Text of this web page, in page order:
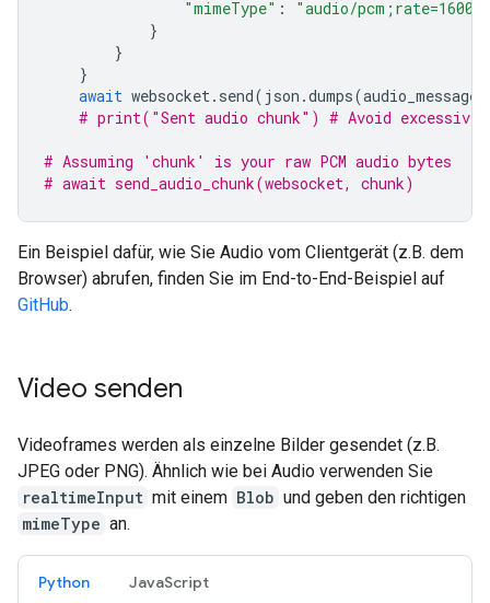
"mimeType" :
"audio/
}
}
}
await websocket. send( json .dumps(audio_message
# print("Sent audio chunk") # Avoid excessive
# Assuming 'chunk' is your raw PCM audio bytes
# await send_audio_chunk(websocket, chunk)
Ein Beispiel dafür, wie Sie Audio vom Clientgerät (z.B. dem
Browser) abrufen, finden Sie im End-to-End-Beispiel auf
GitHub.
Video senden
Videoframes werden als einzelne Bilder gesendet (z.B.
JPEG oder PNG). Ähnlich wie bei Audio verwenden Sie
realtimeInput mit einem Blob und geben den richtigen
mimeType an.
Python JavaScript